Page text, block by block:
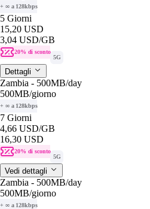
+ ∞ a 128kbps
5 Giorni
15,20 USD
3,04 USD/GB
20% di sconto
5G
Dettagli
Zambia - 500MB/day
500MB/giorno
+ ∞ a 128kbps
7 Giorni
4,66 USD/GB
16,30 USD
20% di sconto
5G
Vedi dettagli
Zambia - 500MB/day
500MB/giorno
+ ∞ a 128kbps